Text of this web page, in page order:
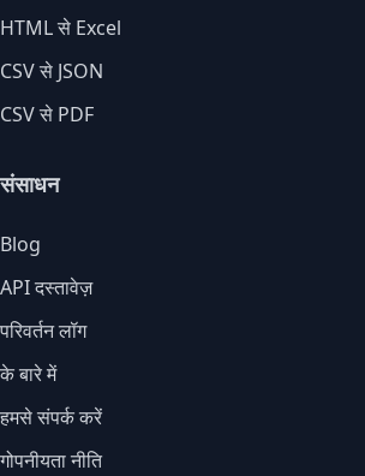
HTML से Excel
CSV से JSON
CSV से PDF
संसाधन
Blog
API दस्तावेज़
परिवर्तन लॉग
के बारे में
हमसे संपर्क करें
गोपनीयता नीति